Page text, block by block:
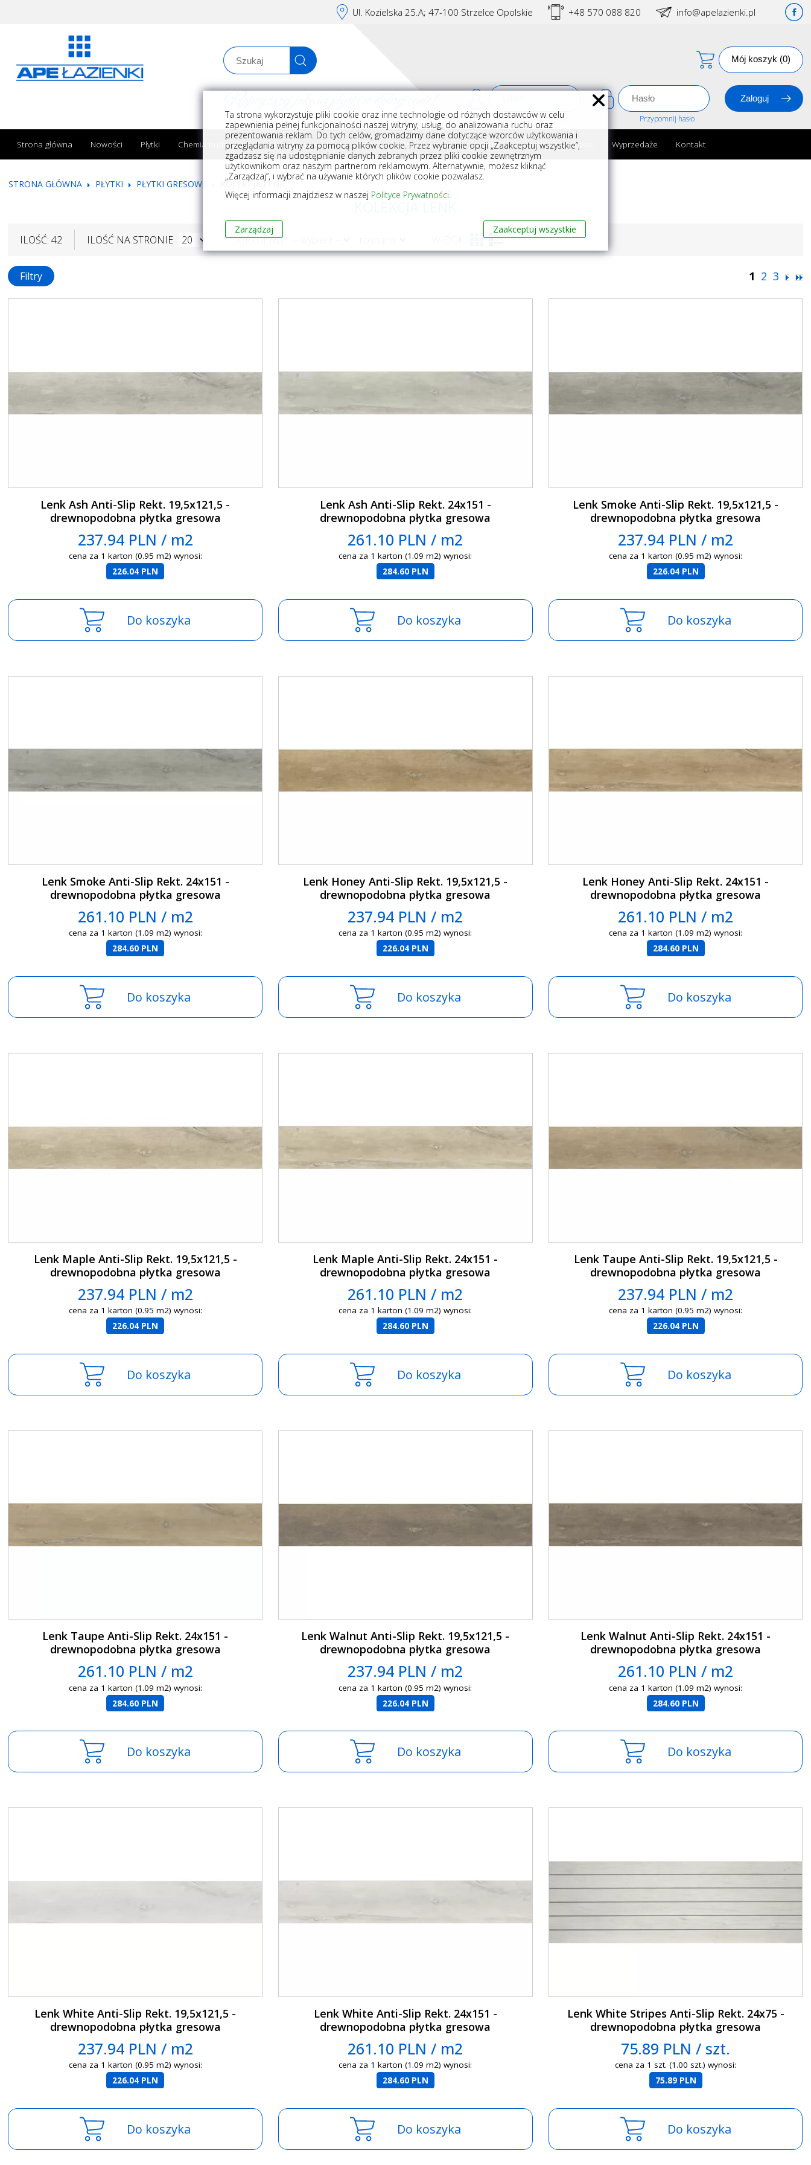
Ul. Kozielska 25.A; 47-100 Strzelce Opolskie +48 570 088 820 info@apelazienki.pl
Mój koszyk (0)
Rejestracja Przypomnij hasło
Strona główna Nowości Płytki Chemia budowlana Akcesoria do układania płytek Wyposażenie Armatura i akcesoria łazienkowe Wyprzedaże Kontakt
STRONA GŁÓWNA PŁYTKI PŁYTKI GRESOWE KOLEKCJA LENK
KOLEKCJA LENK
ILOŚĆ: 42 ILOŚĆ NA STRONIE SORTUJ WG
1 2 3
Filtry
Lenk Ash Anti-Slip Rekt. 19,5x121,5 -
drewnopodobna płytka gresowa
237.94 PLN / m2
cena za 1 karton (0.95 m2) wynosi:
226.04 PLN
Do koszyka
Lenk Ash Anti-Slip Rekt. 24x151 -
drewnopodobna płytka gresowa
261.10 PLN / m2
cena za 1 karton (1.09 m2) wynosi:
284.60 PLN
Do koszyka
Lenk Smoke Anti-Slip Rekt. 19,5x121,5 -
drewnopodobna płytka gresowa
237.94 PLN / m2
cena za 1 karton (0.95 m2) wynosi:
226.04 PLN
Do koszyka
Lenk Smoke Anti-Slip Rekt. 24x151 -
drewnopodobna płytka gresowa
261.10 PLN / m2
cena za 1 karton (1.09 m2) wynosi:
284.60 PLN
Do koszyka
Lenk Honey Anti-Slip Rekt. 19,5x121,5 -
drewnopodobna płytka gresowa
237.94 PLN / m2
cena za 1 karton (0.95 m2) wynosi:
226.04 PLN
Do koszyka
Lenk Honey Anti-Slip Rekt. 24x151 -
drewnopodobna płytka gresowa
261.10 PLN / m2
cena za 1 karton (1.09 m2) wynosi:
284.60 PLN
Do koszyka
Lenk Maple Anti-Slip Rekt. 19,5x121,5 -
drewnopodobna płytka gresowa
237.94 PLN / m2
cena za 1 karton (0.95 m2) wynosi:
226.04 PLN
Do koszyka
Lenk Maple Anti-Slip Rekt. 24x151 -
drewnopodobna płytka gresowa
261.10 PLN / m2
cena za 1 karton (1.09 m2) wynosi:
284.60 PLN
Do koszyka
Lenk Taupe Anti-Slip Rekt. 19,5x121,5 -
drewnopodobna płytka gresowa
237.94 PLN / m2
cena za 1 karton (0.95 m2) wynosi:
226.04 PLN
Do koszyka
Lenk Taupe Anti-Slip Rekt. 24x151 -
drewnopodobna płytka gresowa
261.10 PLN / m2
cena za 1 karton (1.09 m2) wynosi:
284.60 PLN
Do koszyka
Lenk Walnut Anti-Slip Rekt. 19,5x121,5 -
drewnopodobna płytka gresowa
237.94 PLN / m2
cena za 1 karton (0.95 m2) wynosi:
226.04 PLN
Do koszyka
Lenk Walnut Anti-Slip Rekt. 24x151 -
drewnopodobna płytka gresowa
261.10 PLN / m2
cena za 1 karton (1.09 m2) wynosi:
284.60 PLN
Do koszyka
Lenk White Anti-Slip Rekt. 19,5x121,5 -
drewnopodobna płytka gresowa
237.94 PLN / m2
cena za 1 karton (0.95 m2) wynosi:
226.04 PLN
Do koszyka
Lenk White Anti-Slip Rekt. 24x151 -
drewnopodobna płytka gresowa
261.10 PLN / m2
cena za 1 karton (1.09 m2) wynosi:
284.60 PLN
Do koszyka
Lenk White Stripes Anti-Slip Rekt. 24x75 -
drewnopodobna płytka gresowa
75.89 PLN / szt.
cena za 1 szt. (1.00 szt.) wynosi:
75.89 PLN
Do koszyka
Ta strona wykorzystuje pliki cookie oraz inne technologie od różnych dostawców w celu
zapewnienia pełnej funkcjonalności naszej witryny, usług, do analizowania ruchu oraz
prezentowania reklam. Do tych celów, gromadzimy dane dotyczące wzorców użytkowania i
przeglądania witryny za pomocą plików cookie. Przez wybranie opcji „Zaakceptuj wszystkie”,
zgadzasz się na udostępnianie danych zebranych przez pliki cookie zewnętrznym
użytkownikom oraz naszym partnerom reklamowym. Alternatywnie, możesz kliknąć
„Zarządzaj”, i wybrać na używanie których plików cookie pozwalasz.
Więcej informacji znajdziesz w naszej Polityce Prywatności.
Zarządzaj Zaakceptuj wszystkie